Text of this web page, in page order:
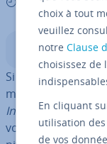
Sommaire
Si vous souhaitez
manière à former
In­de­pen­dent Disks
vous. Les
choix à tout
veuillez
notreClause
choisissez de
En cliquant
utilisation
de vos